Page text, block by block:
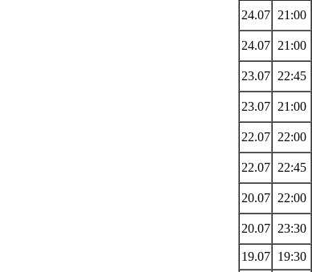
24.07 21:00
24.07 21:00
23.07 22:45
23.07 21:00
22.07 22:00
22.07 22:45
20.07 22:00
20.07 23:30
19.07 19:30